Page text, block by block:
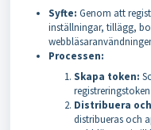
Syfte: Genom att
inställningar, tillägg,
Processen:
Skapa token:
Distribuera
distribueras och